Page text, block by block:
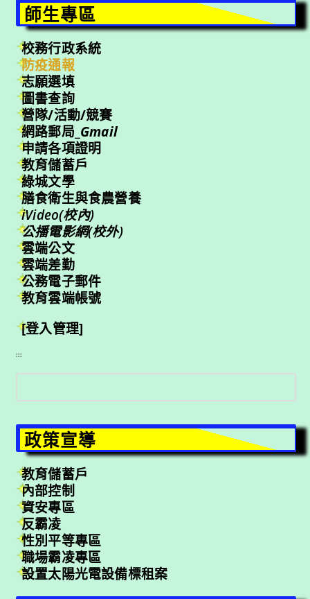
師生專區
校務行政系統
防疫通報
志願選填
圖書查詢
營隊/活動/競賽
網路郵局_ Gmail
申請各項證明
教育儲蓄戶
綠城文學
膳食衛生與食農營養
iVideo(校內)
公播電影網(校外)
雲端公文
雲端差勤
公務電子郵件
教育雲端帳號
[登入管理]
:::
搜
尋
政策宣導
教育儲蓄戶
內部控制
資安專區
反霸凌
性別平等專區
職場霸凌專區
設置太陽光電設備標租案